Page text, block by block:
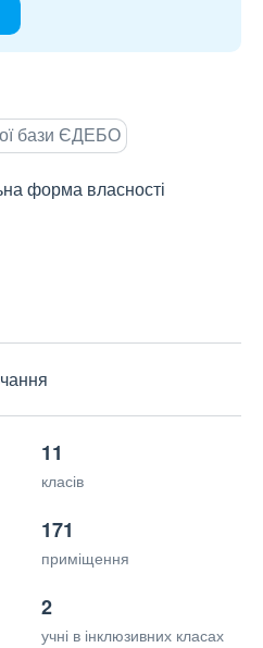
бази ЄДЕБО
форма власності
11
класів
171
приміщення
2
учні в інклюзивних класах